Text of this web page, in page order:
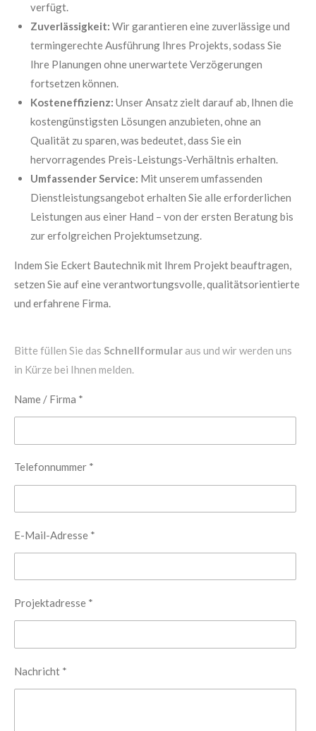
verfügt.
Zuverlässigkeit: Wir garantieren eine zuverlässige und
termingerechte Ausführung Ihres Projekts, sodass Sie
Ihre Planungen ohne unerwartete Verzögerungen
fortsetzen können.
Kosteneffizienz: Unser Ansatz zielt darauf ab, Ihnen die
kostengünstigsten Lösungen anzubieten, ohne an
Qualität zu sparen, was bedeutet, dass Sie ein
hervorragendes Preis-Leistungs-Verhältnis erhalten.
Umfassender Service: Mit unserem umfassenden
Dienstleistungsangebot erhalten Sie alle erforderlichen
Leistungen aus einer Hand – von der ersten Beratung bis
zur erfolgreichen Projektumsetzung.
Indem Sie Eckert Bautechnik mit Ihrem Projekt beauftragen,
setzen Sie auf eine verantwortungsvolle, qualitätsorientierte
und erfahrene Firma.
Bitte füllen Sie das Schnellformular aus und wir werden uns
in Kürze bei Ihnen melden.
Name / Firma *
Telefonnummer *
E-Mail-Adresse *
Projektadresse *
Nachricht *